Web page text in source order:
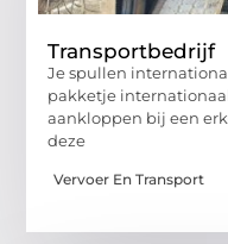
Transportbedrijf
Je spullen
pakketje
aankloppen bij een
deze
Vervoer En Transport